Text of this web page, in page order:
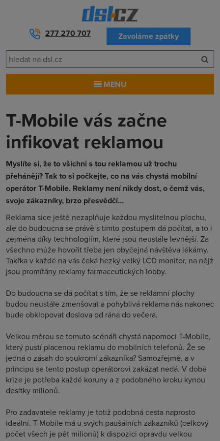
277 270 707 Zavoláme zpátky
MENU
T-Mobile vás začne
infikovat reklamou
Myslíte si, že to všichni s tou reklamou už trochu
přehánějí? Tak to si počkejte, co na vás chystá mobilní
operátor T-Mobile. Reklamy není nikdy dost, o čemž vás,
svoje zákazníky, brzo přesvědčí…
Reklama sice ještě nezaplňuje každou myslitelnou plochu,
ale do budoucna se právě s tímto postupem dá počítat, a to i
zejména díky technologiím, které jsou neustále levnější. Za
všechno může hovořit třeba jen obyčejná návštěva lékárny.
Takřka v každé na vás čeká hezký velký LCD monitor, na nějž
jsou promítány reklamy farmaceutických lobby.
Do budoucna se dá počítat s tím, že se reklamní plochy
budou neustále zmenšovat a pohyblivá reklama nás nakonec
bude obklopovat doslova od rána do večera.
Velkou měrou se tomuto scénáři chystá napomoci T-Mobile,
který pustí placenou reklamu do mobilních telefonů. Že se
jedná o zásah do soukromí zákazníka? Samozřejmě, a v
principu se tento postup operátorovi zakázat nedá. V době
krize je potřeba každé koruny a z podobného kroku kynou
desítky milionů.
Pro zadavatele reklamy je totiž podobná cesta naprosto
ideální. T-Mobile má u svých paušálních zákazníků (celkový
počet všech je pět milionů) k dispozici opravdu velkou